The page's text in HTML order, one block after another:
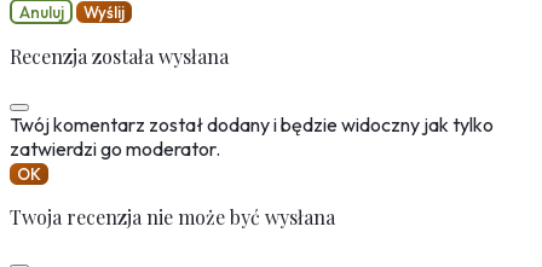
Anuluj Wyślij
Recenzja została wysłana
Twój komentarz został dodany i będzie widoczny jak tylko
zatwierdzi go moderator.
OK
Twoja recenzja nie może być wysłana